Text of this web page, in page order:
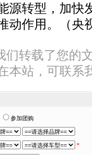
源转型，加快
动作用。（央
们转载了您的
本站，可联系
参加团购
*